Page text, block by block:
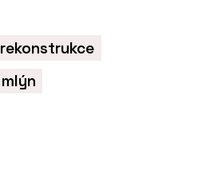
rekonstrukce
mlýn